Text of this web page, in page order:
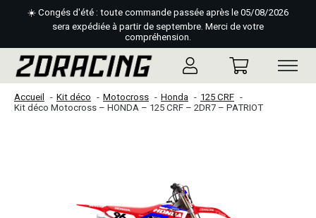
☀️ Congés d'été : toute commande passée après le 05/08/2026
sera expédiée à partir de septembre. Merci de votre
compréhension.
Accueil Kit déco Motocross Honda
125 CRF
Kit déco Motocross – HONDA – 125 CRF – 2DR7 – PATRIOT